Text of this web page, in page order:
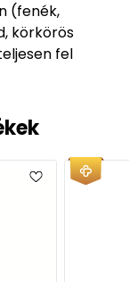
(fenék,
körkörös
fel